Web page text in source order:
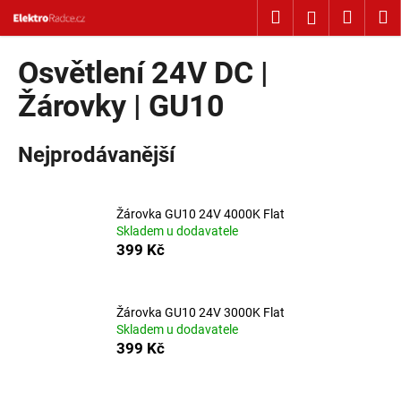
Hledat Přihlášení
Osvětlení 24V DC |
Žárovky | GU10
Nejprodávanější
Žárovka GU10 24V 4000K Flat
Skladem u dodavatele
399 Kč
Žárovka GU10 24V 3000K Flat
Skladem u dodavatele
399 Kč
Košík
C
o
p
o